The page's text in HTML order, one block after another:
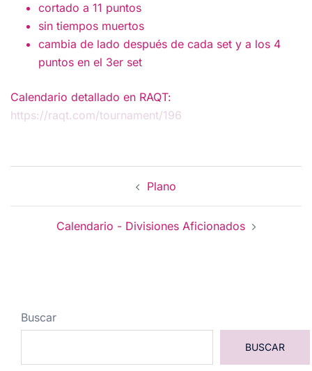
cortado a 11 puntos
sin tiempos muertos
cambia de lado después de cada set y a los 4
puntos en el 3er set
Calendario detallado en RAQT:
https://raqt.com/tournament/196
Navegación
entradas
Plano
Calendario - Divisiones Aficionados
Buscar
BUSCAR